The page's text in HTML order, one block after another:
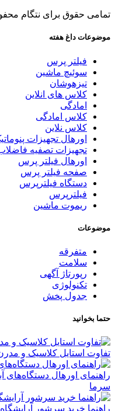
تمامی حقوق برای نتگام
موضوعات داغ هفته
فیلتر پرس
سوئیچ ماشین
تیزهوشان
کلاس های انلاین
امادگی
کلاس امادگی
کلاس نلاین
اورهال تجهیزات
تجهیزات تصفیه
اورهال فیلتر پرس
صفحه فیلتر پرس
دستگاه فیلترپرس
فیلترپرس
ریموت ماشین
موضوعات
متفرقه
سلامت
رپورتاژ آگهی
تکنولوژی
جدول پخش
حتما بخوانید
تفاوت استایل کلاسیک و
راهنمای اورهال
سرما
راهنما خرید سرشور